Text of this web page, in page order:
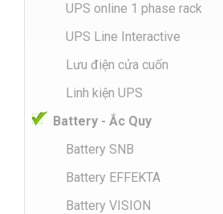
UPS online 1 phase rack
UPS Line Interactive
Lưu điện cửa cuốn
Linh kiện UPS
Battery - Ắc Quy
Battery SNB
Battery EFFEKTA
Battery VISION